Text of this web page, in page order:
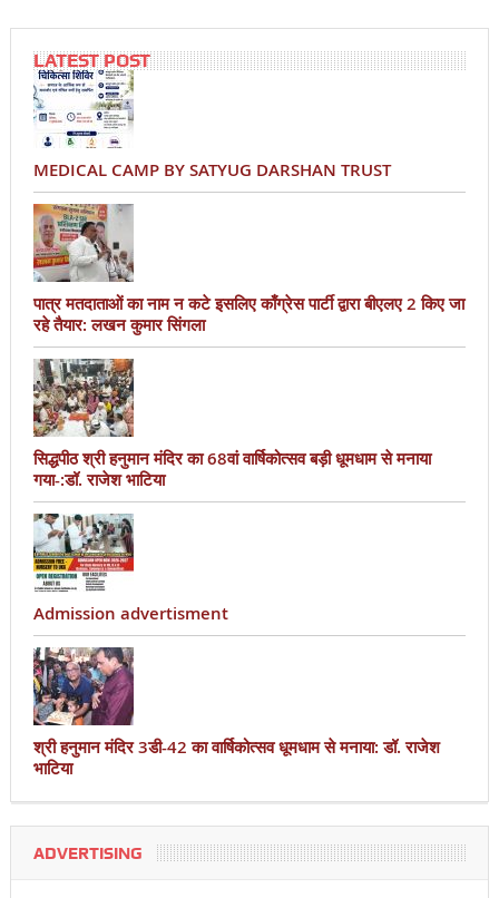
LATEST POST
MEDICAL CAMP BY SATYUG DARSHAN TRUST
पात्र मतदाताओं का नाम न कटे इसलिए काँग्रेस पार्टी द्वारा बीएलए 2 किए जा
रहे तैयार: लखन कुमार सिंगला
सिद्धपीठ श्री हनुमान मंदिर का 68वां वार्षिकोत्सव बड़ी धूमधाम से मनाया
गया-:डॉ. राजेश भाटिया
Admission advertisment
श्री हनुमान मंदिर 3डी-42 का वार्षिकोत्सव धूमधाम से मनाया: डॉ. राजेश
भाटिया
ADVERTISING